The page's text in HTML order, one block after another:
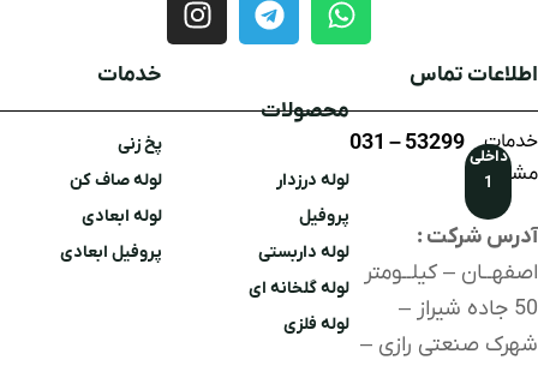
اطلاعات تماس
خدمات
مشتریان
داخلی
1
53299 – 031
آدرس شرکت :
اصفهــان – کیلــومتر
50 جاده شیراز –
شهرک صنعتی رازی –
محصولات
لوله درزدار
پروفیل
لوله داربستی
لوله گلخانه ای
لوله فلزی
خدمات
پخ زنی
لوله صاف کن
لوله ابعادی
پروفیل ابعادی